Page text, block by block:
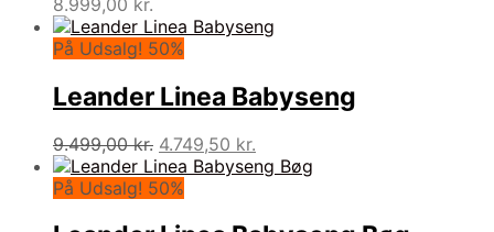
8.999,00 kr.
På Udsalg! 50%
Leander Linea Babyseng
9.499,00kr. Den
oprindelige
pris
4.749,50 kr.
aktuelle
På Udsalg! 50%